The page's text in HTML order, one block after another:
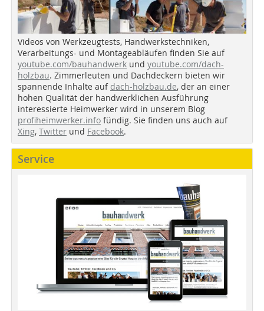
Videos von Werkzeugtests, Handwerkstechniken,
Verarbeitungs- und Montageabläufen finden Sie auf
youtube.com/bauhandwerk und youtube.com/dach-
holzbau. Zimmerleuten und Dachdeckern bieten wir
spannende Inhalte auf dach-holzbau.de, der an einer
hohen Qualität der handwerklichen Ausführung
interessierte Heimwerker wird in unserem Blog
profiheimwerker.info fündig. Sie finden uns auch auf
Xing, Twitter und Facebook.
Service